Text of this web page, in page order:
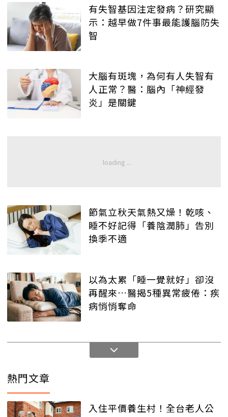
有失智基因注定發病？研究顯
示：越早做7件事最能護腦防失
智
大腦有斑塊，為何有人失智有
人正常？醫：腦內「神經發
炎」是關鍵
節氣立秋天氣熱又燥！乾咳、
睡不好記得「養陰潤肺」告別
換季不適
以為太累「睡一覺就好」卻沒
再醒來…醫揭5種異常疲倦：疾
病悄悄奪命
熱門文章
入住平價養生村！全台老人公